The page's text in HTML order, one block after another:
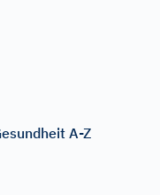
A-Z